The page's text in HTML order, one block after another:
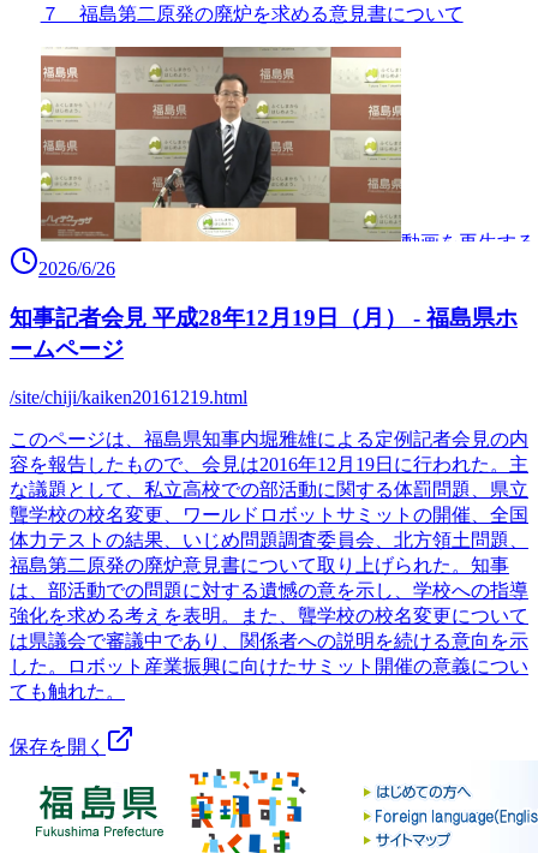
2026/6/26
知事記者会見 平成28年12月19日（月） - 福島県ホ
ームページ
/site/chiji/kaiken20161219.html
このページは、福島県知事内堀雅雄による定例記者会見の内
容を報告したもので、会見は2016年12月19日に行われた。主
な議題として、私立高校での部活動に関する体罰問題、県立
聾学校の校名変更、ワールドロボットサミットの開催、全国
体力テストの結果、いじめ問題調査委員会、北方領土問題、
福島第二原発の廃炉意見書について取り上げられた。知事
は、部活動での問題に対する遺憾の意を示し、学校への指導
強化を求める考えを表明。また、聾学校の校名変更について
は県議会で審議中であり、関係者への説明を続ける意向を示
した。ロボット産業振興に向けたサミット開催の意義につい
ても触れた。
保存を開く